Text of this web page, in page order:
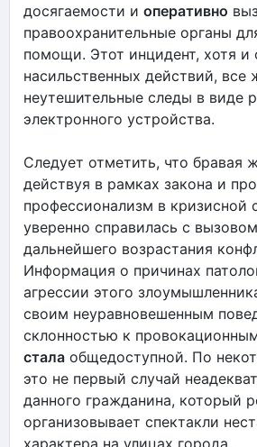
досягаемости и оперативно
правоохранительные органы
помощи. Этот инцидент, хотя и
насильственных действий, все
неутешительные следы в виде
электронного устройства.
Следует отметить, что бравая
действуя в рамках закона и
профессионализм в кризисной
уверенно справилась с
дальнейшего возрастания
Информация о причинах
агрессии этого
своим неуравновешенным
склонностью к
стала общедоступной. По
это не первый случай
данного гражданина, который
организовывает спектакли
характера на улицах города.